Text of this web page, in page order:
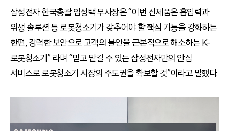
삼성전자 한국총괄 임성택 부사장은 “이번 신제품은 흡입력과
위생 솔루션 등 로봇청소기가 갖추어야 할 핵심 기능을 강화하는
한편, 강력한 보안으로 고객의 불안을 근본적으로 해소하는 K-
로봇청소기” 라며 “믿고 맡길 수 있는 삼성전자만의 안심
서비스로 로봇청소기 시장의 주도권을 확보할 것”이라고 말했다.